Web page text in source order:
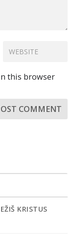
this browser
KRISTUS